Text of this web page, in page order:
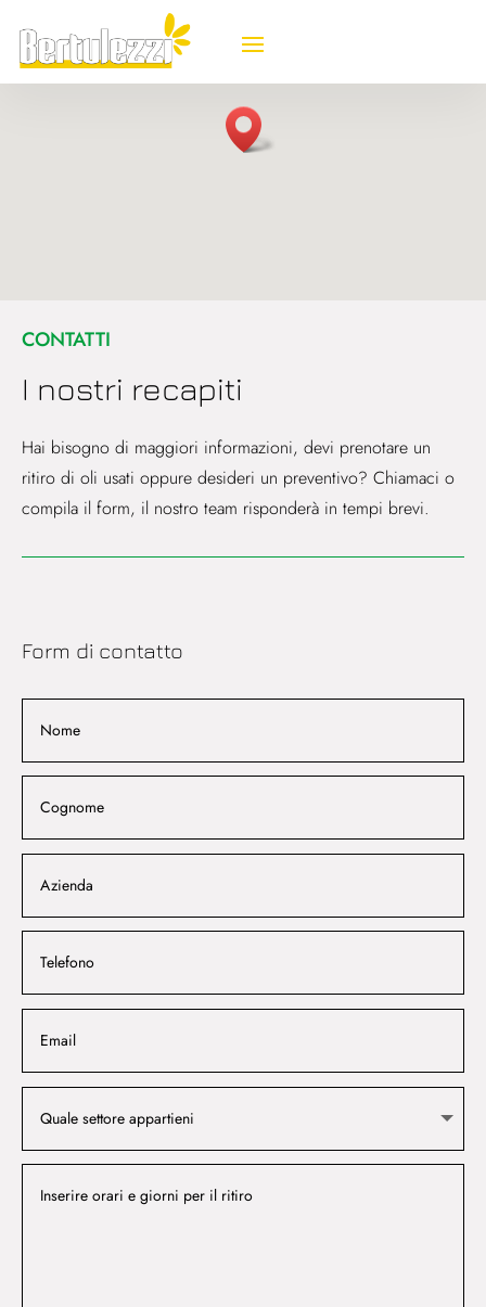
CONTATTI
I nostri recapiti
Hai bisogno di maggiori informazioni, devi prenotare un
ritiro di oli usati oppure desideri un preventivo? Chiamaci o
compila il form, il nostro team risponderà in tempi brevi.
Form di contatto